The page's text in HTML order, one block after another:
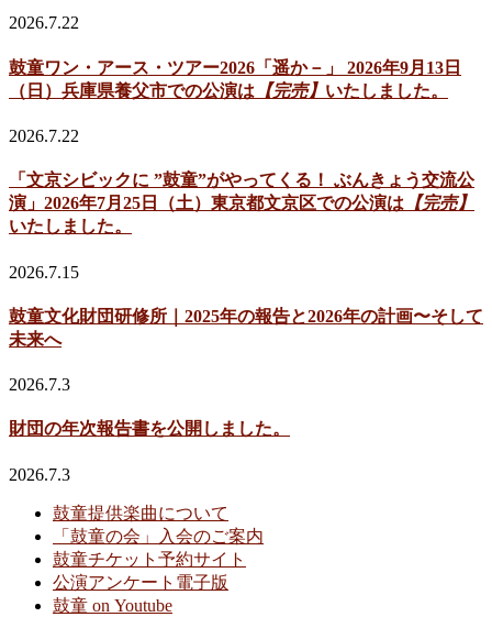
2026.7.22
鼓童ワン・アース・ツアー2026「遥か－」 2026年9月13日
（日）兵庫県養父市での公演は 【完売】 いたしました。
2026.7.22
「文京シビックに ”鼓童”がやってくる！ ぶんきょう交流公
演」2026年7月25日（土）東京都文京区での公演は 【完売】
いたしました。
2026.7.15
鼓童文化財団研修所｜2025年の報告と2026年の計画〜そして
未来へ
2026.7.3
財団の年次報告書を公開しました。
2026.7.3
鼓童提供楽曲について
「鼓童の会」入会のご案内
鼓童チケット予約サイト
公演アンケート電子版
鼓童 on Youtube